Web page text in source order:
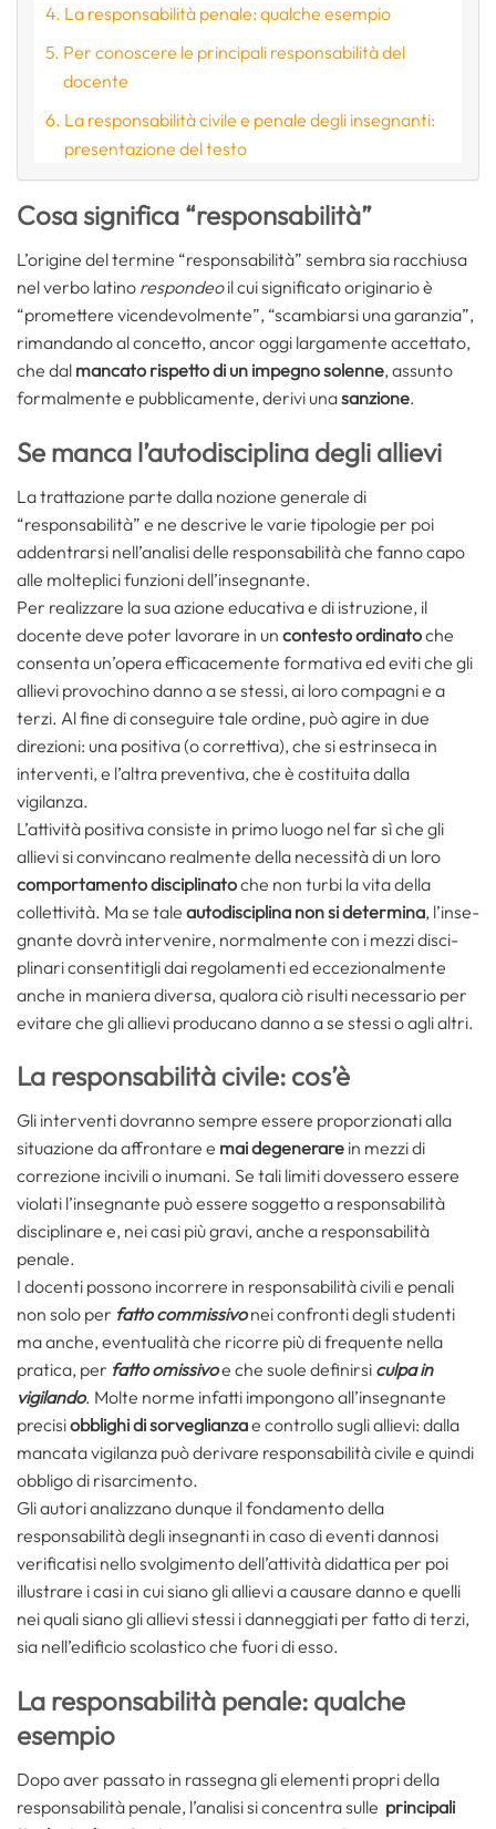
La responsabilità penale: qualche esempio
Per conoscere le principali responsabilità del
docente
La responsabilità civile e penale degli insegnanti:
presentazione del testo
Cosa significa “responsabilità”
L’origine del termine “responsabilità” sembra sia racchiusa
nel verbo latino respondeoil cui significato originario è
“promettere vicendevolmente”, “scambiarsi una garanzia”,
rimandando al concetto, ancor oggi largamente accettato,
che dal mancato rispetto di un impegno solenne, assunto
formalmente e pubblicamente, derivi unasanzione.
Se manca l’autodisciplina degli allievi
La trattazione parte dalla nozione generale di
“responsabilità” e ne descrive le varie tipologie per poi
addentrarsi nell’analisi delle responsabilità che fanno capo
alle molteplici funzioni dell’insegnante.
Per realizzare la sua azione educativa e di istruzione, il
docente deve poter lavorare in un contesto ordinatoche
consenta un’opera efficacemente formativa ed eviti che gli
allievi provochino danno a se stessi, ai loro compagni e a
terzi. Al fine di conseguire tale ordine, può agire in due
direzioni: una positiva (o correttiva), che si estrinseca in
interventi, e l’altra preventiva, che è costituita dalla
vigilanza.
L’attività positiva consiste in primo luogo nel far sì che gli
allievi si convincano realmente della necessità di un loro
comportamento disciplinatoche non turbi la vita della
collettività. Ma se tale autodisciplina non si determina, l’inse­
gnante dovrà intervenire, normalmente con i mezzi disci­
plinari consentitigli dai regolamenti ed eccezionalmente
anche in maniera diversa, qualora ciò risulti necessario per
evitare che gli allievi producano danno a se stessi o agli altri.
La responsabilità civile: cos’è
Gli interventi dovranno sempre essere pro­porzionati alla
situazione da affrontare e mai degenerare in mezzi di
correzione incivili o inumani. Se tali limiti dovessero essere
violati l’insegnante può essere soggetto a responsabilità
disciplinare e, nei casi più gravi, anche a responsabilità
penale.
I docenti possono incorrere in responsabilità civili e penali
non solo per fatto commissivonei confronti degli studenti
ma anche, eventualità che ricorre più di frequente nella
pratica, per fatto omissivoe che suole definirsi culpa in
vigilando. Molte norme infatti impongono all’insegnante
pre­cisiobblighi di sorveglianzae controllo sugli allievi: dalla
mancata vigilanza può derivare responsabilità civile e quindi
obbligo di risarcimento.
Gli autori analizzano dunque il fondamento della
responsabilità degli insegnanti in caso di eventi dannosi
verificatisi nello svolgimento dell’attività didat­tica per poi
illustrare i casi in cui siano gli allievi a causare danno e quelli
nei quali siano gli allievi stessi i danneggiati per fatto di terzi,
sia nell’edificio scolastico che fuori di esso.
La responsabilità penale: qualche
esempio
Dopo aver passato in rassegna gli elementi propri della
responsabilità penale, l’analisi si concentra sulle principali